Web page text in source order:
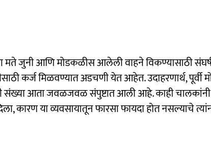
मते जुनी आणि मोडकळीस आलेली वाहने विकण्यासाठी
कर्ज मिळवण्यात अडचणी येत आहेत. उदाहरणार्थ, पूर्वी
संख्या आता जवळजवळ संपुष्टात आली आहे. काही
कारण या व्यवसायातून फारसा फायदा होत नसल्याचे